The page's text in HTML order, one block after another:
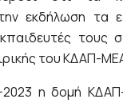
εκδήλωση τα
τους
του ΚΔΑΠ-
2023 η δομή